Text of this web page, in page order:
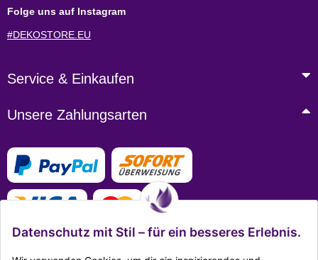
Folge uns auf Instagram
#DEKOSTORE.EU
Service & Einkaufen
Unsere Zahlungsarten
Datenschutz mit Stil – für ein besseres Erlebnis.